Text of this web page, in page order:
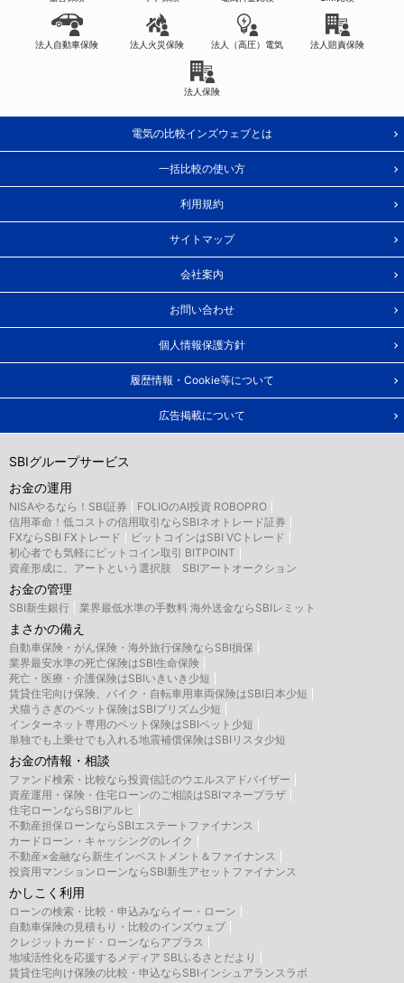
法人自動車保険 法人火災保険 法人（高圧）電気 法人賠責保険
法人保険
電気の比較インズウェブとは
一括比較の使い方
利用規約
サイトマップ
会社案内
お問い合わせ
個人情報保護方針
履歴情報・Cookie等について
広告掲載について
SBIグループサービス
お金の運用
NISAやるなら！SBI証券
FOLIOのAI投資 ROBOPRO
信用革命！低コストの信用取引ならSBIネオトレード証券
FXならSBI FXトレード
ビットコインはSBI VCトレード
初心者でも気軽にビットコイン取引 BITPOINT
資産形成に、アートという選択肢 SBIアートオークション
お金の管理
SBI新生銀行 業界最低水準の手数料 海外送金ならSBIレミット
まさかの備え
自動車保険・がん保険・海外旅行保険ならSBI損保
業界最安水準の死亡保険はSBI生命保険
死亡・医療・介護保険はSBIいきいき少短
賃貸住宅向け保険、バイク・自転車用車両保険はSBI日本少短
犬猫うさぎのペット保険はSBIプリズム少短
インターネット専用のペット保険はSBIペット少短
単独でも上乗せでも入れる地震補償保険はSBIリスタ少短
お金の情報・相談
ファンド検索・比較なら投資信託のウエルスアドバイザー
資産運用・保険・住宅ローンのご相談はSBIマネープラザ
住宅ローンならSBIアルヒ
不動産担保ローンならSBIエステートファイナンス
カードローン・キャッシングのレイク
不動産×金融なら新生インベストメント＆ファイナンス
投資用マンションローンならSBI新生アセットファイナンス
かしこく利用
ローンの検索・比較・申込みならイー・ローン
自動車保険の見積もり・比較のインズウェブ
クレジットカード・ローンならアプラス
地域活性化を応援するメディア SBIふるさとだより
賃貸住宅向け保険の比較・申込ならSBIインシュアランスラボ